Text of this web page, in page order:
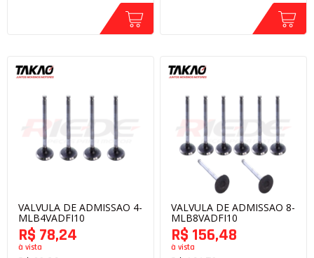
VALVULA DE ADMISSAO 4-
MLB4VADFI10
R$ 78,24
à vista
VALVULA DE ADMISSAO 8-
MLB8VADFI10
R$ 156,48
à vista